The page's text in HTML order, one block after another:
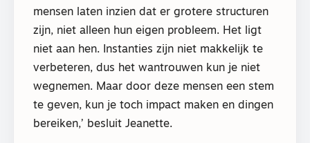
mensen laten inzien dat er grotere structuren
zijn, niet alleen hun eigen probleem. Het ligt
niet aan hen. Instanties zijn niet makkelijk te
verbeteren, dus het wantrouwen kun je niet
wegnemen. Maar door deze mensen een stem
te geven, kun je toch impact maken en dingen
bereiken,’ besluit Jeanette.